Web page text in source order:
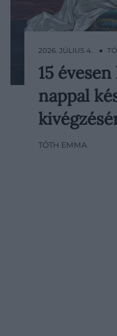
I. Johannát,
csak
emlegetik az
2026. JÚLIUS 4. ●
15
nappal
TÓTH EMMA